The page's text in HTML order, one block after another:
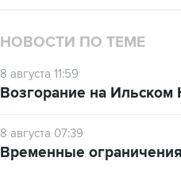
НОВОСТИ ПО ТЕМЕ
8 августа 11:59
Возгорание на
8 августа 07:39
Временные